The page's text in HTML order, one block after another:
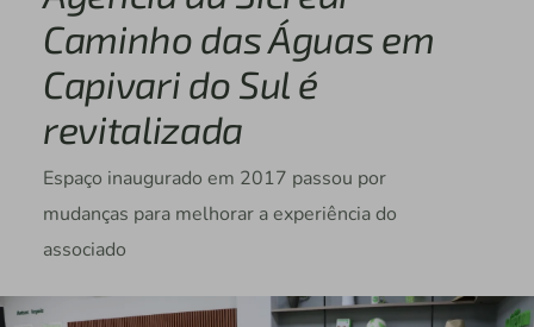
Caminho das Águas em
Capivari do Sul é
revitalizada
Espaço inaugurado em 2017 passou por
mudanças para melhorar a experiência do
associado